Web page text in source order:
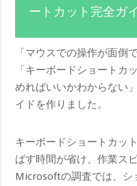
ートカット完全ガ
「マウスでの操作が面倒
「キーボードショートカ
めればいいかわからな
イドを作りました。
キーボードショートカッ
ばす時間が省け、作業ス
Microsoftの調査では、シ